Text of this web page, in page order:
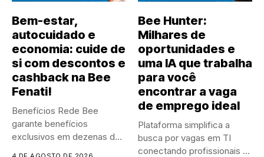
Bem-estar,
autocuidado e
economia: cuide de
si com descontos e
cashback na Bee
Fenati!
Benefícios Rede Bee
garante benefícios
exclusivos em dezenas de
Bee Hunter:
Milhares de
oportunidades e
uma IA que trabalha
para você
encontrar a vaga
de emprego ideal
Plataforma simplifica a
busca por vagas em TI
conectando profissionais a